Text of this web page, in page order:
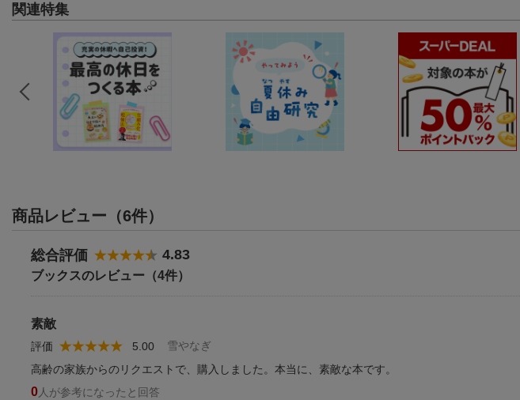
関連特集
商品レビュー（6件）
総合評価 4.83
ブックスのレビュー（4件）
素敵
雪やなぎ
評価 5.00
高齢の家族からのリクエストで、購入しました。本当に、素敵な本です。
0 人が参考になったと回答